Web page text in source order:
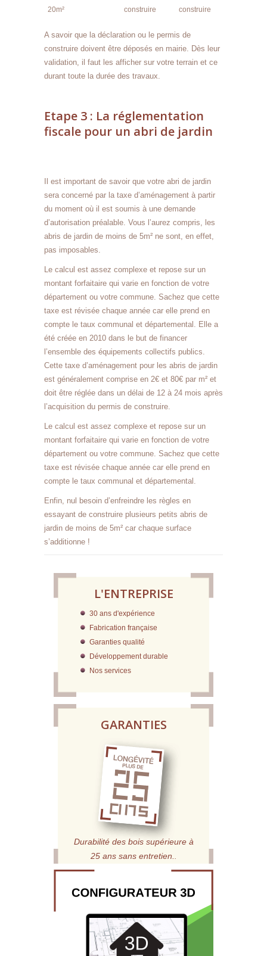
20m² construire construire
A savoir que la déclaration ou le permis de
construire doivent être déposés en mairie. Dès leur
validation, il faut les afficher sur votre terrain et ce
durant toute la durée des travaux.
Etape 3 : La réglementation
fiscale pour un abri de jardin
Il est important de savoir que votre abri de jardin
sera concerné par la taxe d’aménagement à partir
du moment où il est soumis à une demande
d’autorisation préalable. Vous l’aurez compris, les
abris de jardin de moins de 5m² ne sont, en effet,
pas imposables.
Le calcul est assez complexe et repose sur un
montant forfaitaire qui varie en fonction de votre
département ou votre commune. Sachez que cette
taxe est révisée chaque année car elle prend en
compte le taux communal et départemental. Elle a
été créée en 2010 dans le but de financer
l’ensemble des équipements collectifs publics.
Cette taxe d’aménagement pour les abris de jardin
est généralement comprise en 2€ et 80€ par m² et
doit être réglée dans un délai de 12 à 24 mois après
l’acquisition du permis de construire.
Le calcul est assez complexe et repose sur un
montant forfaitaire qui varie en fonction de votre
département ou votre commune. Sachez que cette
taxe est révisée chaque année car elle prend en
compte le taux communal et départemental.
Enfin, nul besoin d’enfreindre les règles en
essayant de construire plusieurs petits abris de
jardin de moins de 5m² car chaque surface
s’additionne !
L'ENTREPRISE
30 ans d'expérience
Fabrication française
Garanties qualité
Développement durable
Nos services
GARANTIES
Durabilité des bois supérieure à
25 ans sans entretien.